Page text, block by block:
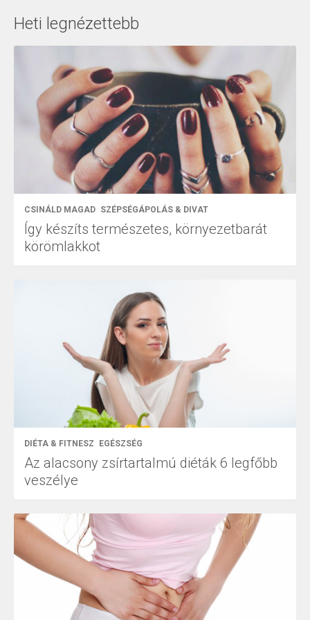
Heti legnézettebb
CSINÁLD MAGAD SZÉPSÉGÁPOLÁS & DIVAT
Így készíts természetes, környezetbarát
körömlakkot
DIÉTA & FITNESZ EGÉSZSÉG
Az alacsony zsírtartalmú diéták 6 legfőbb
veszélye